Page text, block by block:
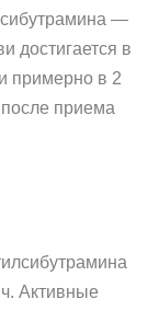
—
достигается в
примерно в 2
приема
Активные